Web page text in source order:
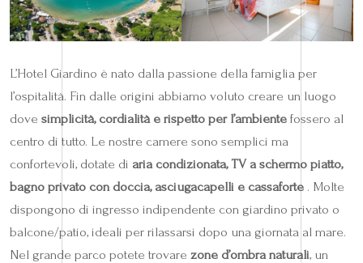
L’Hotel Giardino è nato dalla passione della famiglia per
l’ospitalità. Fin dalle origini abbiamo voluto creare un luogo
dove simplicità, cordialità e rispetto per l’ambiente fossero al
centro di tutto. Le nostre camere sono semplici ma
confortevoli, dotate di aria condizionata, TV a schermo piatto,
bagno privato con doccia, asciugacapelli e cassaforte . Molte
dispongono di ingresso indipendente con giardino privato o
balcone/patio, ideali per rilassarsi dopo una giornata al mare.
Nel grande parco potete trovare zone d’ombra naturali, un